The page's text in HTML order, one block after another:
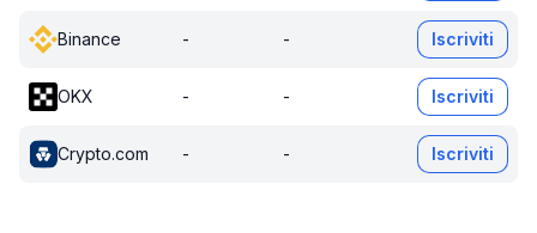
Binance - - Iscriviti
OKX - - Iscriviti
Crypto.com - - Iscriviti